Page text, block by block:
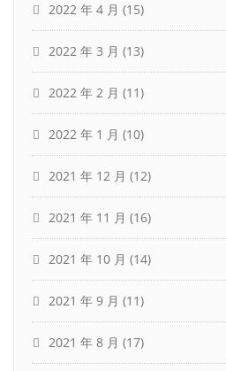
2022 年 4 月 (15)
2022 年 3 月 (13)
2022 年 2 月 (11)
2022 年 1 月 (10)
2021 年 12 月 (12)
2021 年 11 月 (16)
2021 年 10 月 (14)
2021 年 9 月 (11)
2021 年 8 月 (17)